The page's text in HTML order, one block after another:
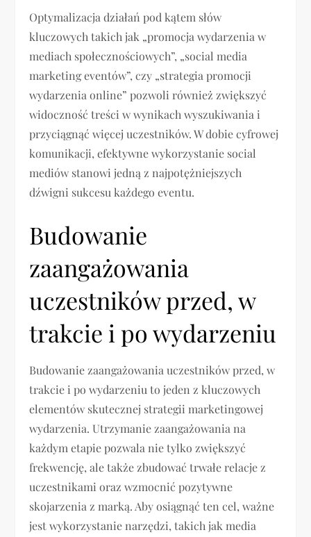
Optymalizacja działań pod kątem słów
kluczowych takich jak „promocja wydarzenia w
mediach społecznościowych”, „social media
marketing eventów”, czy „strategia promocji
wydarzenia online” pozwoli również zwiększyć
widoczność treści w wynikach wyszukiwania i
przyciągnąć więcej uczestników. W dobie cyfrowej
komunikacji, efektywne wykorzystanie social
mediów stanowi jedną z najpotężniejszych
dźwigni sukcesu każdego eventu.
Budowanie
zaangażowania
uczestników przed, w
trakcie i po wydarzeniu
Budowanie zaangażowania uczestników przed, w
trakcie i po wydarzeniu to jeden z kluczowych
elementów skutecznej strategii marketingowej
wydarzenia. Utrzymanie zaangażowania na
każdym etapie pozwala nie tylko zwiększyć
frekwencję, ale także zbudować trwałe relacje z
uczestnikami oraz wzmocnić pozytywne
skojarzenia z marką. Aby osiągnąć ten cel, ważne
jest wykorzystanie narzędzi, takich jak media